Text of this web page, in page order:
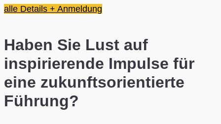
alle Details + Anmeldung
Haben Sie Lust auf
inspirierende Impulse für
eine zukunftsorientierte
Führung?